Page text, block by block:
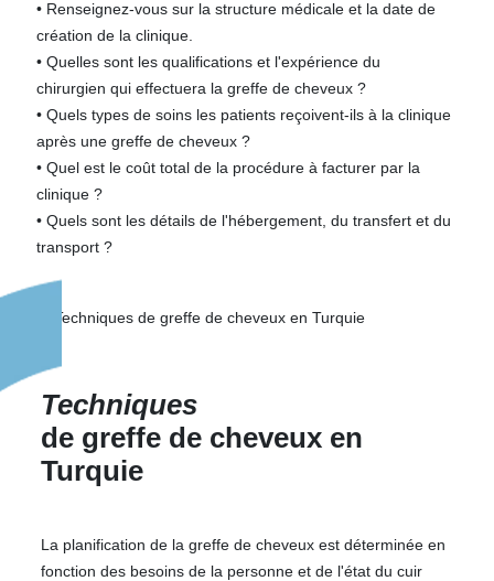
• Renseignez-vous sur la structure médicale et la date de
création de la clinique.
• Quelles sont les qualifications et l'expérience du
chirurgien qui effectuera la greffe de cheveux ?
• Quels types de soins les patients reçoivent-ils à la clinique
après une greffe de cheveux ?
• Quel est le coût total de la procédure à facturer par la
clinique ?
• Quels sont les détails de l'hébergement, du transfert et du
transport ?
Techniques
de greffe de cheveux en
Turquie
La planification de la greffe de cheveux est déterminée en
fonction des besoins de la personne et de l'état du cuir